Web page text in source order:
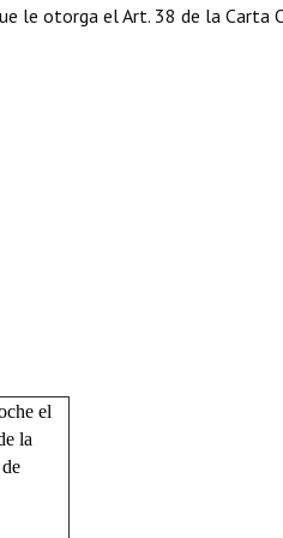
le otorga el Art. 38 de la Carta
el
la